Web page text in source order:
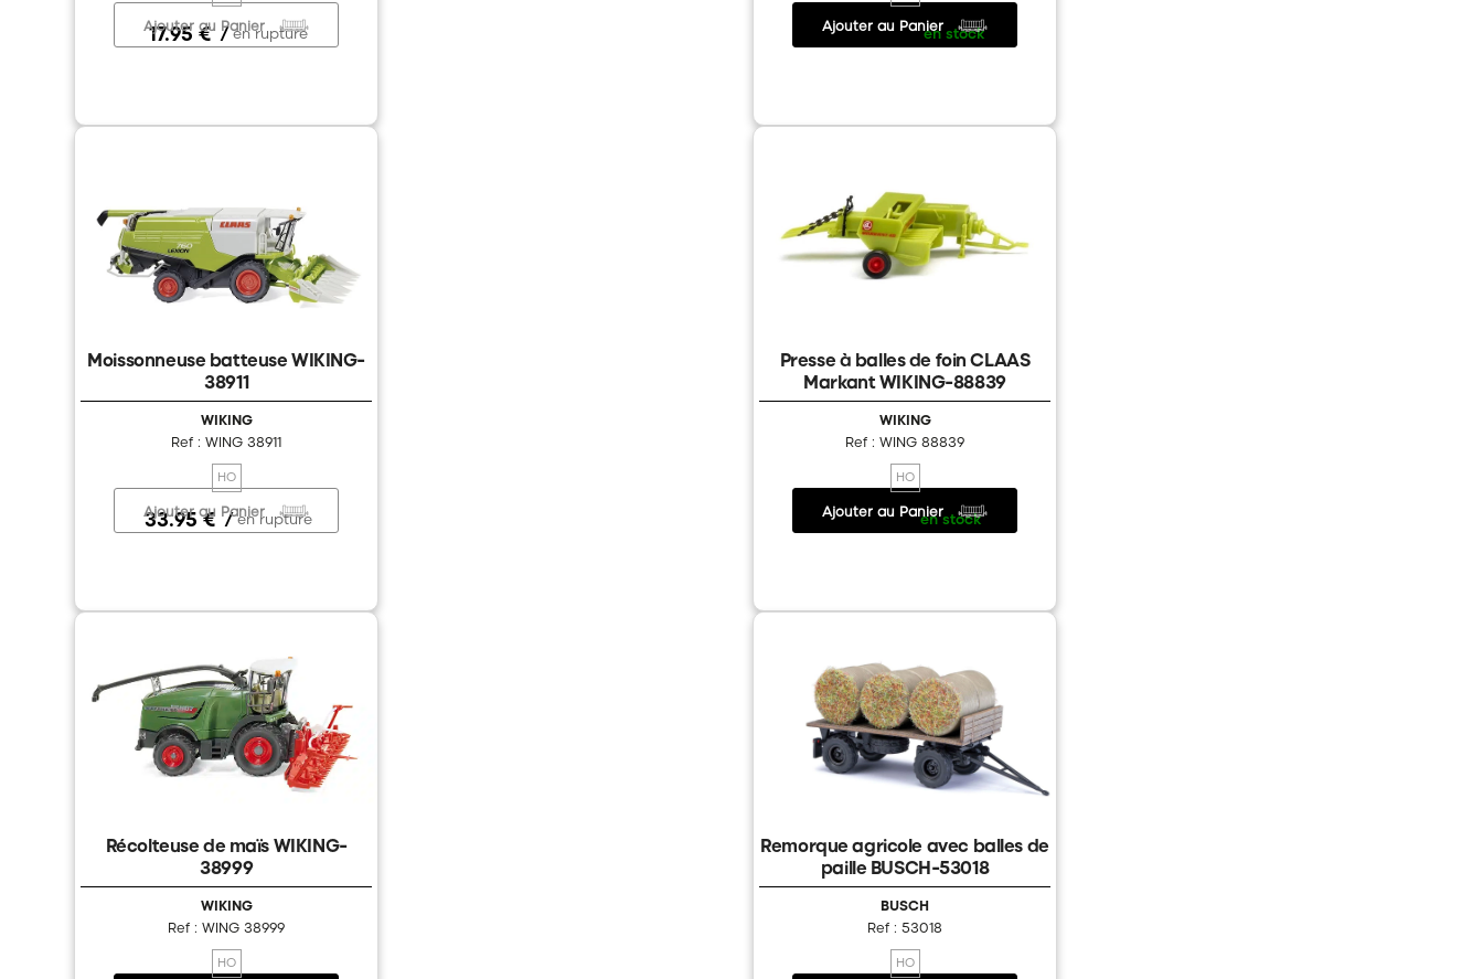
17.95 € /en rupture
Ajouter au Panier 36.50 € /en stock
Ajouter au Panier
Moissonneuse batteuse WIKING-
38911
WIKING
Ref : WING 38911
HO
33.95 € /en rupture
Ajouter au Panier
Presse à balles de foin CLAAS
Markant WIKING-88839
WIKING
Ref : WING 88839
HO
16.90 € /en stock
Ajouter au Panier
Récolteuse de maïs WIKING-
38999
WIKING
Ref : WING 38999
HO
Remorque agricole avec balles de
paille BUSCH-53018
BUSCH
Ref : 53018
HO